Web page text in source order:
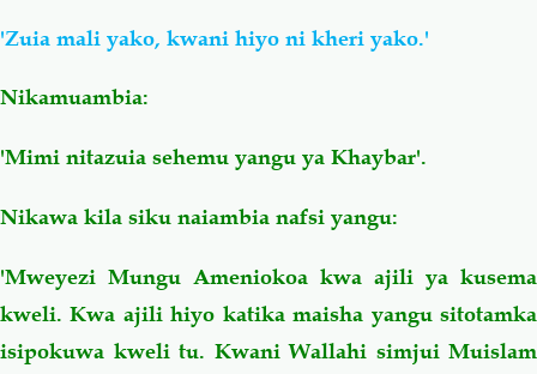
'Zuia mali yako, kwani hiyo ni kheri yako.'
Nikamuambia:
'Mimi nitazuia sehemu yangu ya Khaybar'.
Nikawa kila siku naiambia nafsi yangu:
'Mweyezi Mungu Ameniokoa kwa ajili ya kusema
kweli. Kwa ajili hiyo katika maisha yangu sitotamka
isipokuwa kweli tu. Kwani Wallahi simjui Muislam